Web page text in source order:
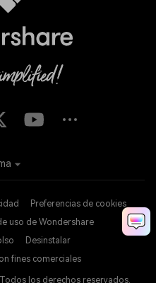
Preferencias de cookies
uso de Wondershare
Desinstalar
fines comerciales
los derechos reservados.